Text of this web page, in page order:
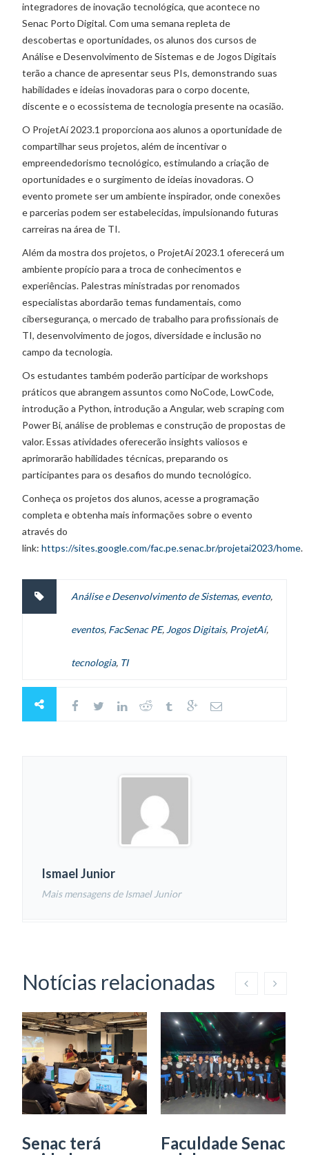
integradores de inovação tecnológica, que acontece no
Senac Porto Digital. Com uma semana repleta de
descobertas e oportunidades, os alunos dos cursos de
Análise e Desenvolvimento de Sistemas e de Jogos Digitais
terão a chance de apresentar seus PIs, demonstrando suas
habilidades e ideias inovadoras para o corpo docente,
discente e o ecossistema de tecnologia presente na ocasião.
O ProjetAí 2023.1 proporciona aos alunos a oportunidade de
compartilhar seus projetos, além de incentivar o
empreendedorismo tecnológico, estimulando a criação de
oportunidades e o surgimento de ideias inovadoras. O
evento promete ser um ambiente inspirador, onde conexões
e parcerias podem ser estabelecidas, impulsionando futuras
carreiras na área de TI.
Além da mostra dos projetos, o ProjetAí 2023.1 oferecerá um
ambiente propício para a troca de conhecimentos e
experiências. Palestras ministradas por renomados
especialistas abordarão temas fundamentais, como
cibersegurança, o mercado de trabalho para profissionais de
TI, desenvolvimento de jogos, diversidade e inclusão no
campo da tecnologia.
Os estudantes também poderão participar de workshops
práticos que abrangem assuntos como NoCode, LowCode,
introdução a Python, introdução a Angular, web scraping com
Power Bi, análise de problemas e construção de propostas de
valor. Essas atividades oferecerão insights valiosos e
aprimorarão habilidades técnicas, preparando os
participantes para os desafios do mundo tecnológico.
Conheça os projetos dos alunos, acesse a programação
completa e obtenha mais informações sobre o evento
através do
link:https://sites.google.com/fac.pe.senac.br/projetai2023/home.
Análise e Desenvolvimento de Sistemas, evento,
eventos, FacSenac PE,Jogos Digitais, ProjetAí,
tecnologia, TI
Ismael Junior
Mais mensagens de Ismael Junior
Notícias relacionadas
Senac terá
Faculdade Senac